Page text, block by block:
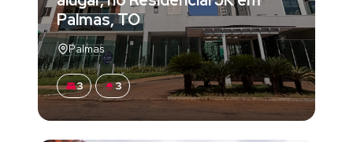
Palmas, TO
Palmas
3 3